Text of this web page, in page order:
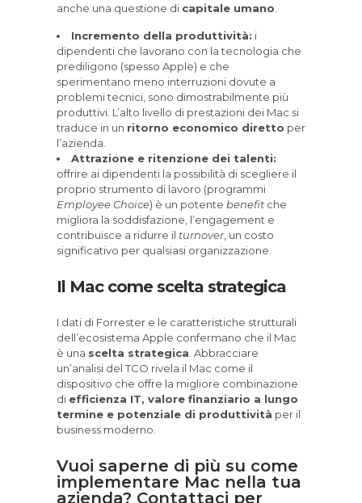
anche una questione di capitale umano
Incremento della produttività: i
dipendenti che lavorano con la tecnologia che
prediligono (spesso Apple) e che
sperimentano meno interruzioni dovute a
problemi tecnici, sono dimostrabilmente più
produttivi. L’alto livello di prestazioni dei Mac si
traduce in un ritorno economico diretto per
l’azienda.
Attrazione e ritenzione dei talenti:
offrire ai dipendenti la possibilità di scegliere il
proprio strumento di lavoro (programmi
Employee Choice) è un potente benefitche
migliora la soddisfazione, l’engagement e
contribuisce a ridurre il turnover, un costo
significativo per qualsiasi organizzazione.
Il Mac come scelta strategica
I dati di Forrester e le caratteristiche strutturali
dell’ecosistema Apple confermano che il Mac
è una scelta strategica . Abbracciare
un’analisi del TCO rivela il Mac come il
dispositivo che offre la migliore combinazione
di efficienza IT, valore finanziario a lungo
termine e potenziale di produttività per il
business moderno.
Vuoi saperne di più su come
implementare Mac nella tua
azienda? Contattaci per